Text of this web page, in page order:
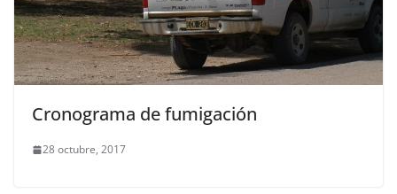
Cronograma de fumigación
28 octubre, 2017